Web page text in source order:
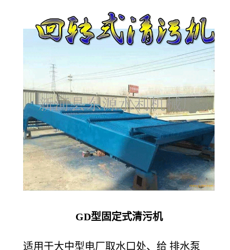
GD型固定式清污机
适用于大中型电厂取水口处、给 排水泵